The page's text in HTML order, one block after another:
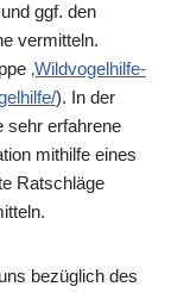
ggf. den
vermitteln.
‚Wildvogelhilfe-
). In der
sehr erfahrene
mithilfe eines
Ratschläge
bezüglich des